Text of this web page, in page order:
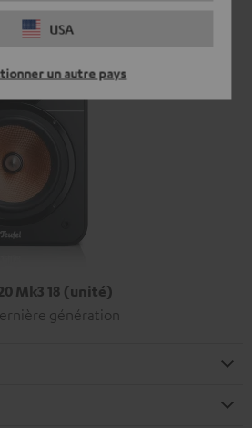
USA
un autre pays
Mk3 18 (unité)
génération